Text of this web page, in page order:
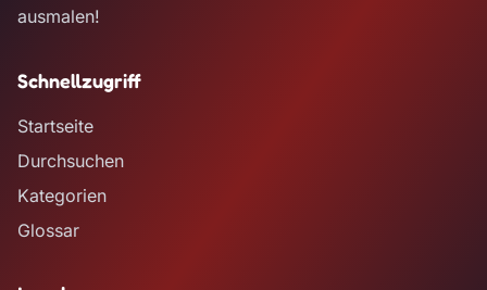
ausmalen!
Schnellzugriff
Startseite
Durchsuchen
Kategorien
Glossar